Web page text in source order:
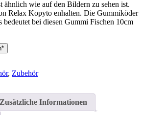
ähnlich wie auf den Bildern zu sehen ist.
Relax Kopyto enhalten. Die Gummiköder
bedeutet bei diesen Gummi Fischen 10cm
, Zubehör
Zusätzliche Informationen